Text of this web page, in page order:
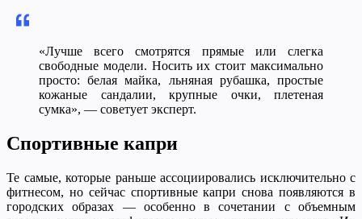
«Лучше всего смотрятся прямые или слегка
свободные модели. Носить их стоит максимально
просто: белая майка, льняная рубашка, простые
кожаные сандалии, крупные очки, плетеная
сумка», — советует эксперт.
Спортивные капри
Те самые, которые раньше ассоциировались исключительно с
фитнесом, но сейчас спортивные капри снова появляются в
городских образах — особенно в сочетании с объемным